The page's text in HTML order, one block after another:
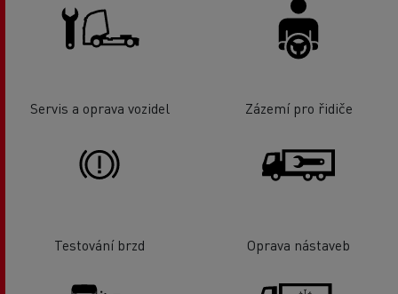
Servis a oprava vozidel Zázemí pro řidiče
Testování brzd Oprava nástaveb